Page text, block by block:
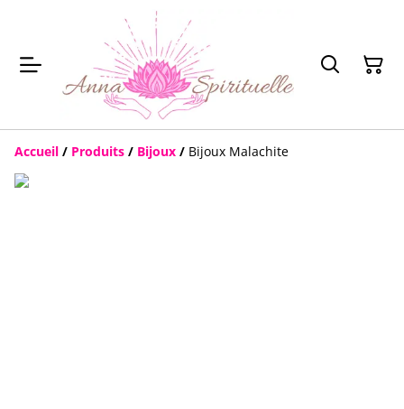
Accueil / Produits / Bijoux / Bijoux Malachite